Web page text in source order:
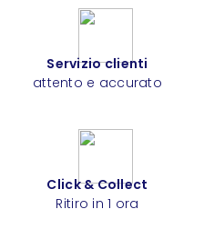
Servizio clienti
attento e accurato
Click & Collect
Ritiro in 1 ora